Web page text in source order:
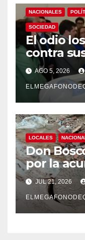
NACIONALES
SOCIEDAD
El odio
contra
Una
grieta
AGO 5, 2026
LOCALES
Don
por la
calles y
JUL 21, 2026